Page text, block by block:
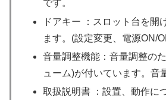
です。
ドアキー ：スロット台を開
ます。(設定変更、電源ON/
音量調整機能：音量調整の
ューム)が付いています。音
取扱説明書 ：設置、動作に